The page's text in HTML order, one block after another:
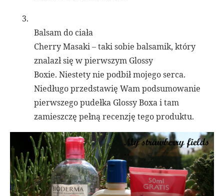
3.
Balsam do ciała
Cherry Masaki – taki sobie balsamik, który
znalazł się w pierwszym Glossy
Boxie. Niestety nie podbił mojego serca.
Niedługo przedstawię Wam podsumowanie
pierwszego pudełka Glossy Boxa i tam
zamieszczę pełną recenzję tego produktu.